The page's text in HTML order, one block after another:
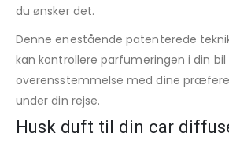
du ønsker det.
Denne enestående patenterede
kan kontrollere parfumeringen i din bil
overensstemmelse med dine
under din rejse.
Husk duft til din car